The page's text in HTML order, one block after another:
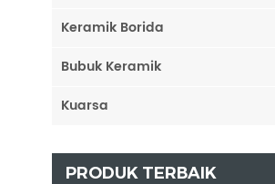
Keramik Borida
Bubuk Keramik
Kuarsa
PRODUK TERBAIK